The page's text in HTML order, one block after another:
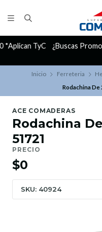
¿Buscas Promociones?
Inicio Ferreteria
Rodachina De
ACE COMADERAS
Rodachina
51721
PRECIO
$0
SKU: 40924